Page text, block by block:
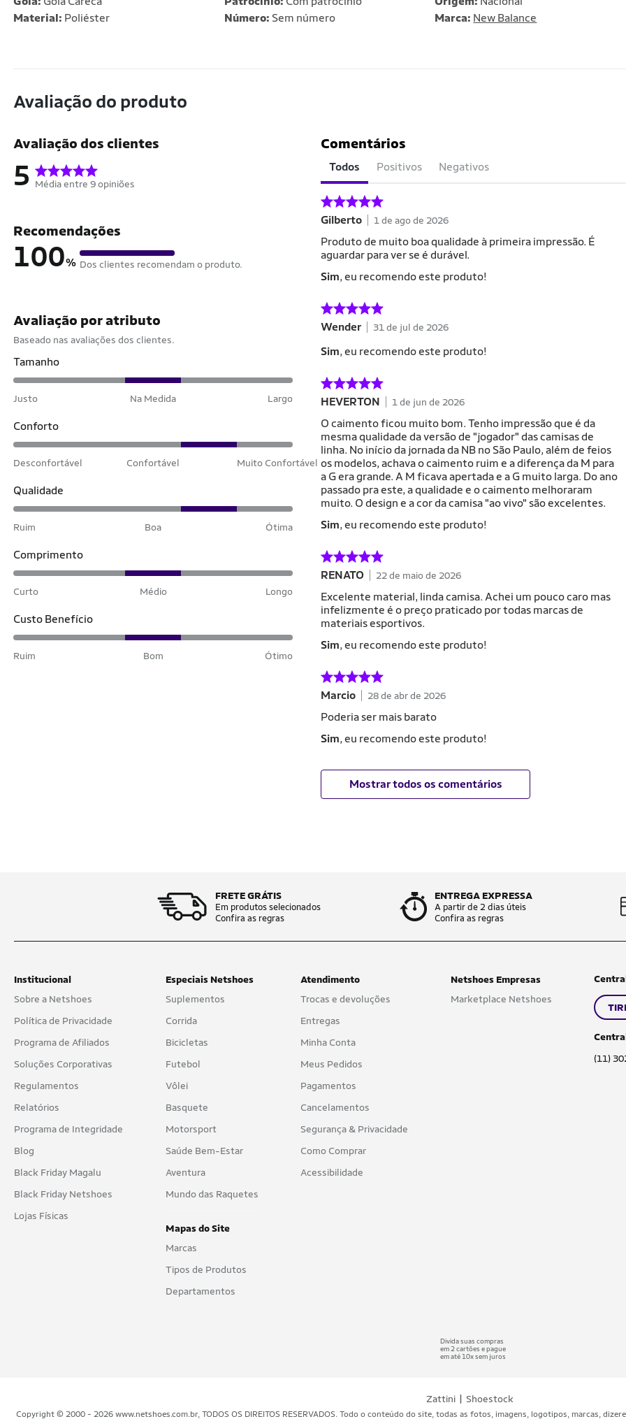
Material: Poliéster
Número: Sem número
Marca: New Balance
Avaliação do produto
Avaliação dos clientes
5 Média entre 9 opiniões
Recomendações
100% Dos clientes recomendam o produto.
Avaliação por atributo
Baseado nas avaliações dos clientes.
Tamanho
Justo Na Medida Largo
Conforto
Desconfortável Confortável Muito Confortável
Qualidade
Ruim Boa Ótima
Comprimento
Curto Médio Longo
Custo Benefício
Ruim Bom Ótimo
Comentários
Todos Positivos Negativos
Gilberto 1 de ago de 2026
Produto de muito boa qualidade à primeira impressão. É
aguardar para ver se é durável.
Sim, eu recomendo este produto!
Wender 31 de jul de 2026
Sim, eu recomendo este produto!
HEVERTON 1 de jun de 2026
O caimento ficou muito bom. Tenho impressão que é da
mesma qualidade da versão de "jogador" das camisas de
linha. No início da jornada da NB no São Paulo, além de feios
os modelos, achava o caimento ruim e a diferença da M para
a G era grande. A M ficava apertada e a G muito larga. Do ano
passado pra este, a qualidade e o caimento melhoraram
muito. O design e a cor da camisa "ao vivo" são excelentes.
Sim, eu recomendo este produto!
RENATO 22 de maio de 2026
Excelente material, linda camisa. Achei um pouco caro mas
infelizmente é o preço praticado por todas marcas de
materiais esportivos.
Sim, eu recomendo este produto!
Marcio 28 de abr de 2026
Poderia ser mais barato
Sim, eu recomendo este produto!
Mostrar todos os comentários
FRETE GRÁTIS
Em produtos selecionados
Confira as regras
ENTREGA EXPRESSA
A partir de 2 dias úteis
Confira as regras
Institucional
Sobre a Netshoes
Política de Privacidade
Programa de Afiliados
Soluções Corporativas
Regulamentos
Relatórios
Programa de Integridade
Blog
Black Friday Magalu
Black Friday Netshoes
Lojas Físicas
Especiais Netshoes
Suplementos
Corrida
Bicicletas
Futebol
Vôlei
Basquete
Motorsport
Saúde Bem-Estar
Aventura
Mundo das Raquetes
Mapas do Site
Marcas
Tipos de Produtos
Departamentos
Atendimento
Trocas e devoluções
Entregas
Minha Conta
Meus Pedidos
Pagamentos
Cancelamentos
Segurança & Privacidade
Como Comprar
Acessibilidade
Netshoes Empresas
Marketplace Netshoes
(11)
Divida suas compras
em 2 cartões e pague
em até 10x sem juros
Zattini | Shoestock
Copyright © 2000 - 2026 www.netshoes.com.br, TODOS OS DIREITOS RESERVADOS. Todo o conteúdo do site, todas as fotos, imagens, logotipos, marcas,